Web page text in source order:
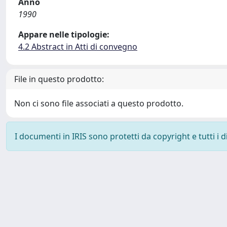
1990
Appare nelle tipologie:
4.2 Abstract in Atti di convegno
File in questo prodotto:
Non ci sono file associati a questo prodotto.
I documenti in IRIS sono protetti da copyright e tutti i